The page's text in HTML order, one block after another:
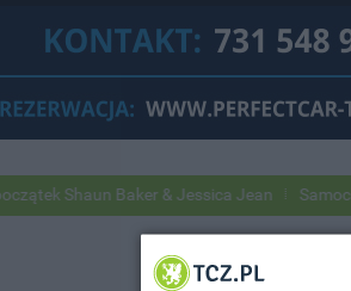
Shaun Baker & Jessica Jean